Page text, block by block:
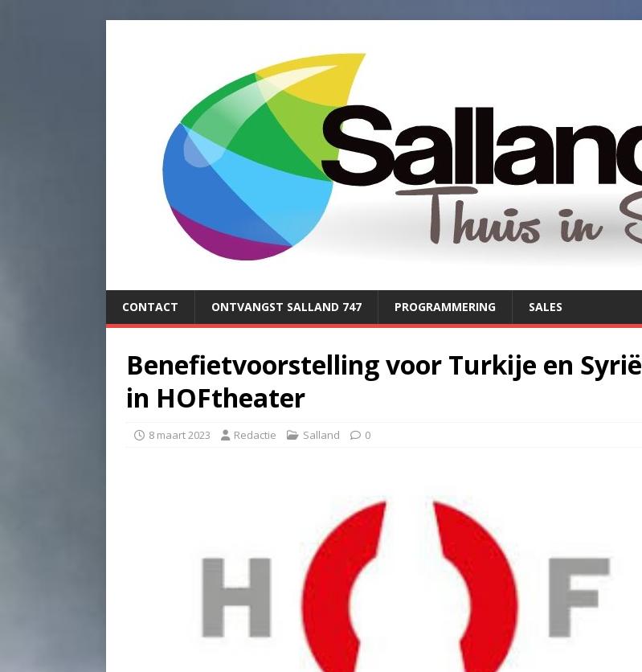
CONTACT ONTVANGST SALLAND 747 PROGRAMMERING SALES
Benefietvoorstelling voor Turkije en Syrië
in HOFtheater
8 maart 2023 Redactie Salland 0